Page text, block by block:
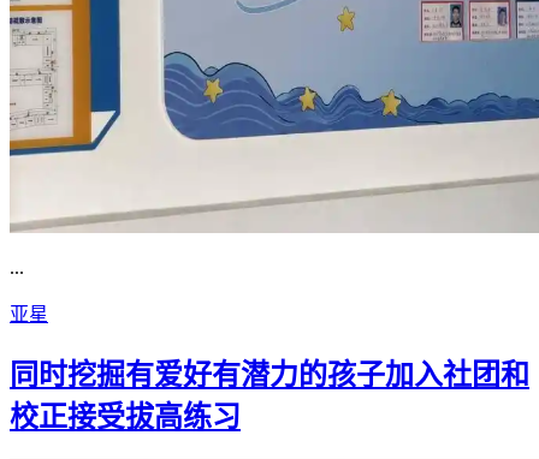
...
亚星
同时挖掘有爱好有潜力的孩子加入社团和
校正接受拔高练习